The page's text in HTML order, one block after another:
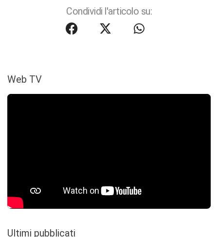
Condividi l'articolo su:
Web TV
Ultimi pubblicati